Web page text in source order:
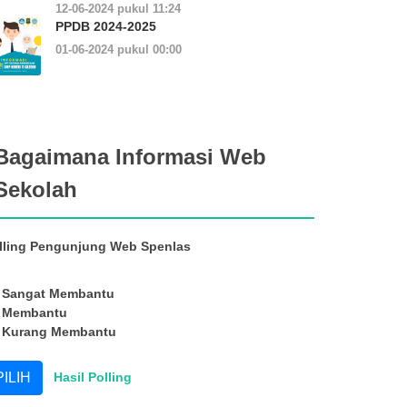
12-06-2024 pukul 11:24
PPDB 2024-2025
01-06-2024 pukul 00:00
Informasi Web
Pengunjung Web Spenlas
Membantu
Membantu
Hasil Polling